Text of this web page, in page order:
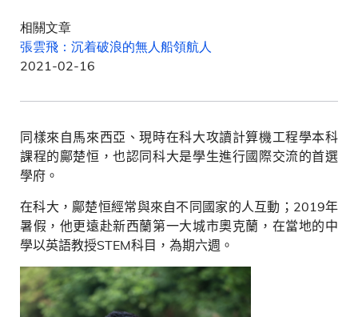
相關文章
張雲飛：沉着破浪的無人船領航人
2021-02-16
同樣來自馬來西亞、現時在科大攻讀計算機工程學本科
課程的鄺楚恒，也認同科大是學生進行國際交流的首選
學府。
在科大，鄺楚恒經常與來自不同國家的人互動； 2019年
暑假，他更遠赴新西蘭第一大城市奧克蘭，在當地的中
學以英語教授STEM科目，為期六週。